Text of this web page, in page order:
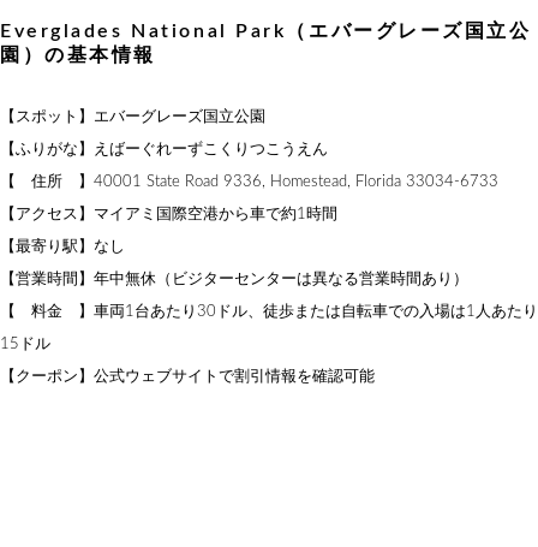
Everglades National Park（エバーグレーズ国立公
園）の基本情報
【スポット】エバーグレーズ国立公園
【ふりがな】えばーぐれーずこくりつこうえん
【 住所 】40001 State Road 9336, Homestead, Florida 33034-6733
【アクセス】マイアミ国際空港から車で約1時間
【最寄り駅】なし
【営業時間】年中無休（ビジターセンターは異なる営業時間あり）
【 料金 】車両1台あたり30ドル、徒歩または自転車での入場は1人あたり
15ドル
【クーポン】公式ウェブサイトで割引情報を確認可能